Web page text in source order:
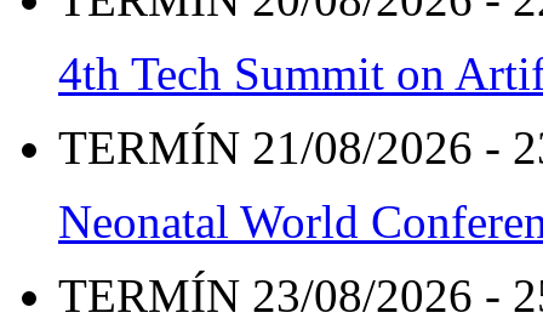
4th Tech Summit on
TERMÍN 21/08/2026 -
Neonatal World
TERMÍN 23/08/2026 -